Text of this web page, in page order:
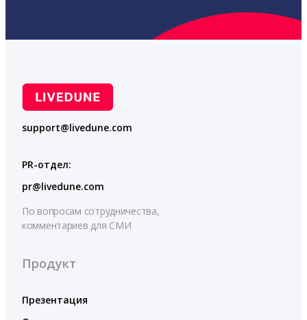
support@livedune.com
PR-отдел:
pr@livedune.com
По вопросам сотрудничества,
комментариев для СМИ
Продукт
Презентация